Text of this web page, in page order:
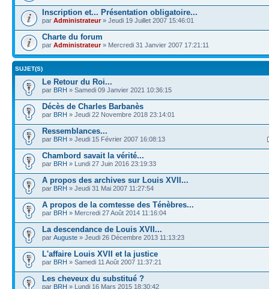
Inscription et... Présentation obligatoire...
par Administrateur» Jeudi 19 Juillet 2007 15:46:01
Charte du forum
par Administrateur» Mercredi 31 Janvier 2007 17:21:11
SUJET(S)
Le Retour du Roi...
par BRH » Samedi 09 Janvier 2021 10:36:15
Décès de Charles Barbanès
par BRH » Jeudi 22 Novembre 2018 23:14:01
Ressemblances...
par BRH » Jeudi 15 Février 2007 16:08:13
Chambord savait la vérité...
par BRH » Lundi 27 Juin 2016 23:19:33
A propos des archives sur Louis XVII...
par BRH » Jeudi 31 Mai 2007 11:27:54
A propos de la comtesse des Ténèbres...
par BRH » Mercredi 27 Août 2014 11:16:04
La descendance de Louis XVII...
par Auguste » Jeudi 26 Décembre 2013 11:13:23
L'affaire Louis XVII et la justice
par BRH » Samedi 11 Août 2007 11:37:21
Les cheveux du substitué ?
par BRH » Lundi 16 Mars 2015 18:30:42